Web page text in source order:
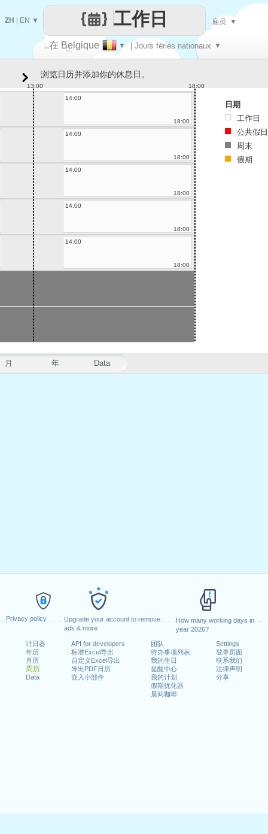
Privacy policy
Upgrade your account to remove
ads & more
How many working days in
year 2026?
计日器
年历
月历
周历
Data
API for developers
标准Excel导出
自定义Excel导出
导出PDF日历
嵌入小部件
团队
待办事项列表
我的生日
提醒中心
我的计划
假期优化器
晨间咖啡
Settings
登录页面
联系我们
法律声明
分享
让
每一天
..在 Belgique ▼ | Jours fériés nationaux ▼
工作日
ZH EN ▼ 雇员 ▼
月 年 Data
浏览日历并添加你的休息日。
13:00
18:00
14:00
18:00
14:00
18:00
14:00
18:00
14:00
18:00
14:00
18:00
日期
工作日
公共假日
周末
假期